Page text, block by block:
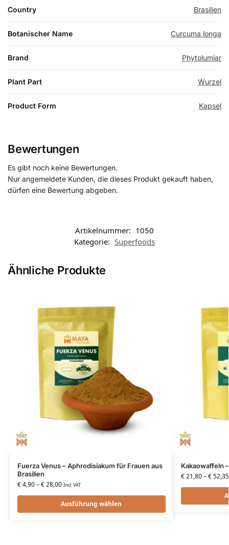
Country Brasilien
Botanischer Name Curcuma longa
Brand Phytolumiar
Plant Part Wurzel
Product Form Kapsel
Bewertungen
Es gibt noch keine Bewertungen.
Nur angemeldete Kunden, die dieses Produkt gekauft haben,
dürfen eine Bewertung abgeben.
Artikelnummer: 1050
Kategorie: Superfoods
Ähnliche Produkte
Fuerza Venus – Aphrodisiakum für Frauen aus
Brasilien
€4,90–€28,00 Incl. VAT
Ausführung wählen
Kakaowaffeln
€21,80–€52,35